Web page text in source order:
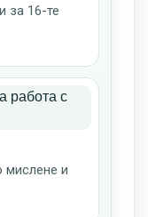
за 16-те
мислене и